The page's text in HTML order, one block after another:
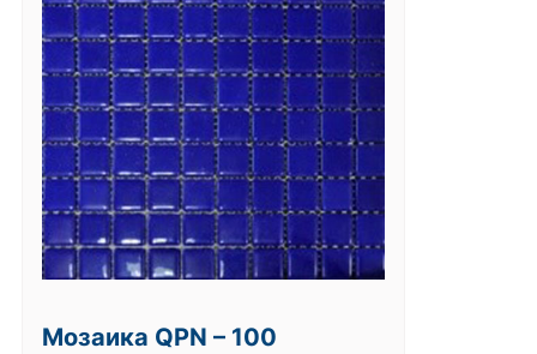
Мозаика QPN – 100